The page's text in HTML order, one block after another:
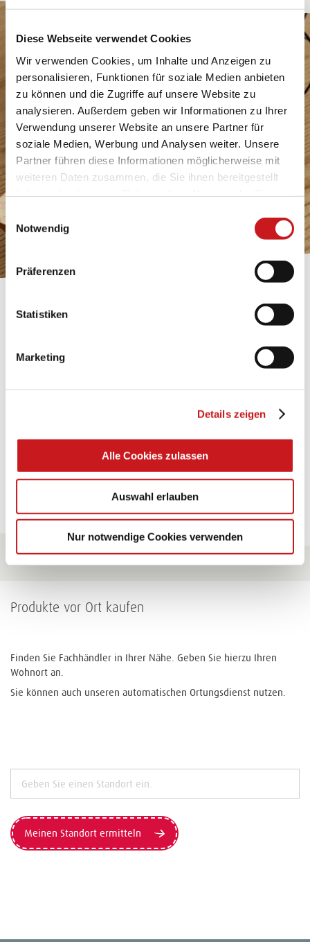
Diese Webseite verwendet Cookies
Wir verwenden Cookies, um Inhalte und Anzeigen zu
personalisieren, Funktionen für soziale Medien anbieten
zu können und die Zugriffe auf unsere Website zu
analysieren. Außerdem geben wir Informationen zu Ihrer
Verwendung unserer Website an unsere Partner für
soziale Medien, Werbung und Analysen weiter. Unsere
Partner führen diese Informationen möglicherweise mit
weiteren Daten zusammen, die Sie ihnen bereitgestellt
Datenschutzhinweisen
mehr darüber, wer wir sind, wie
personenbezogene Daten verarbeiten. Hier geht’s zum
Impressum.
Notwendig
Präferenzen
Statistiken
Marketing
Details zeigen
Alle Cookies zulassen
Auswahl erlauben
Nur notwendige Cookies verwenden
Glänzende Ideen mit wasserfestem Papier. Perfekt zu
Zu allen Tipps
Produkte vor Ort kaufen
Finden Sie Fachhändler in Ihrer Nähe. Geben Sie hierzu Ihren
Wohnort an.
Sie können auch unseren automatischen Ortungsdienst nutzen.
Meinen Standort ermitteln